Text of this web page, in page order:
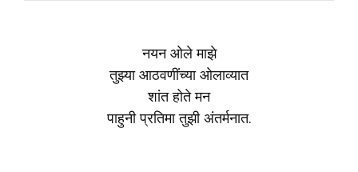
नयन ओले माझे
तुझ्या आठवणींच्या ओलाव्यात
शांत होते मन
पाहुनी प्रतिमा तुझी अंतर्मनात.